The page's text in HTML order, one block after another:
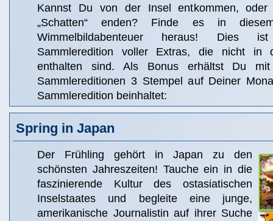
Kannst Du von der Insel entkommen,
„Schatten“ enden? Finde es in diesem
Wimmelbildabenteuer heraus! Dies
Sammleredition voller Extras, die nicht in
enthalten sind. Als Bonus erhältst Du
Sammlereditionen 3 Stempel auf Deiner
Sammleredition beinhaltet:
Spring in Japan
Der Frühling gehört in Japan zu den
schönsten Jahreszeiten! Tauche ein in die
faszinierende Kultur des ostasiatischen
Inselstaates und begleite eine junge,
amerikanische Journalistin auf ihrer Suche